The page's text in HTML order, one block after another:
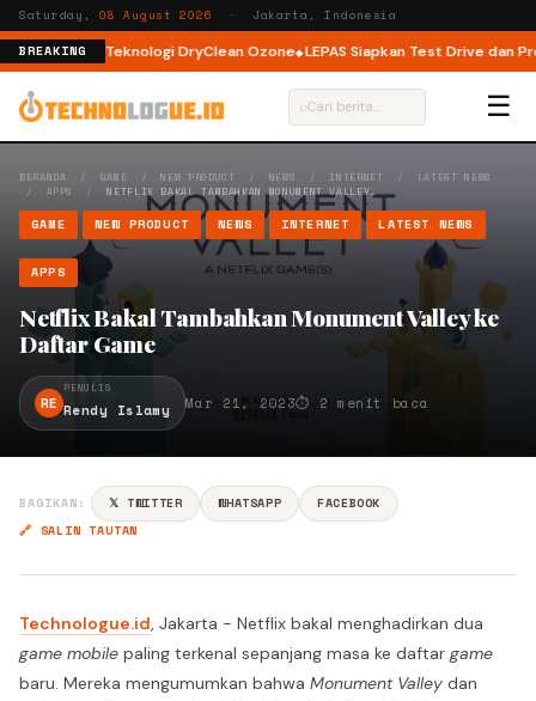
Saturday,08 August 2026 · Jakarta, Indonesia
BREAKING
dengan Teknologi DryClean Ozone LEPAS Siapkan Test Drive dan
⌕ ☰
BERANDA / GAME /NEW PRODUCT / NEWS / INTERNET /
LATEST NEWS
/ APPS /NETFLIX BAKAL TAMBAHKAN MONUMENT VALLEY…
GAME NEW PRODUCT NEWS INTERNET LATEST NEWS
APPS
Netflix Bakal Tambahkan Monument Valley ke
Daftar Game
RE
PENULIS
Rendy Islamy Mar 21, 2023⏱ 2 menit baca
BAGIKAN: 𝕏 TWITTER WHATSAPP
FACEBOOK
🔗 SALIN TAUTAN
Technologue.id, Jakarta - Netflix bakal menghadirkan dua
game mobile paling terkenal sepanjang masa ke daftar game
baru. Mereka mengumumkan bahwa Monument Valley dan